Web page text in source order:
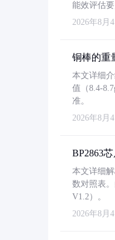
能效评估要
2026年8月4
铜棒的重
本文详细
值（8.4-
准。
2026年8月4
BP2863
本文详细
数对照表
V1.2）。
2026年8月4